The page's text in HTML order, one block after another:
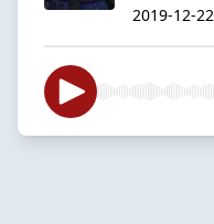
2019-12-22